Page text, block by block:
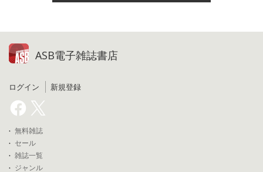
ASB電子雑誌書店
ログイン 新規登録
無料雑誌
セール
雑誌一覧
ジャンル